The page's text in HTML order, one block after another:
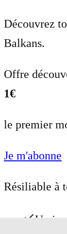
Découvrez
Balkans.
Offre
1€
le premier
Je m'abonne
Résiliable à
Un